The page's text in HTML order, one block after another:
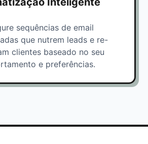
sequências de email
que nutrem leads e re-
clientes baseado no seu
e preferências.